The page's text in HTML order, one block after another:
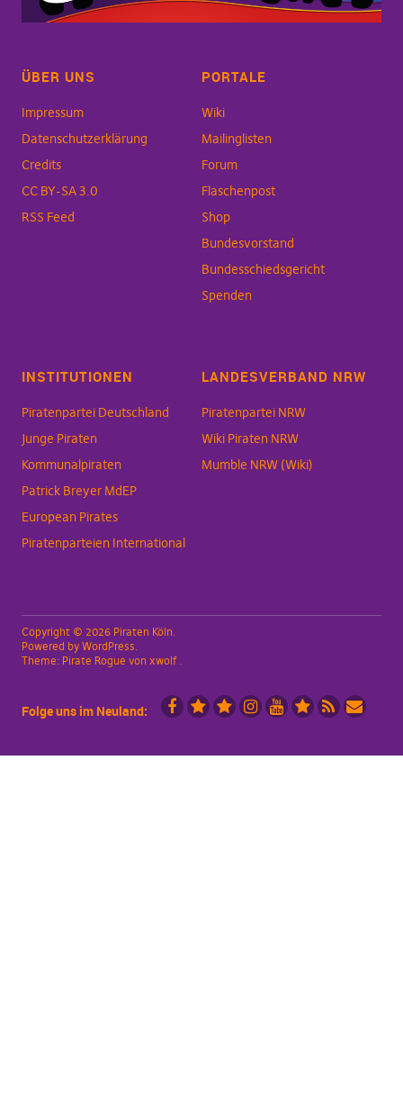
ÜBER UNS
Impressum
Datenschutzerklärung
Credits
CC BY-SA 3.0
RSS Feed
PORTALE
Wiki
Mailinglisten
Forum
Flaschenpost
Shop
Bundesvorstand
Bundesschiedsgericht
Spenden
INSTITUTIONEN
Piratenpartei Deutschland
Junge Piraten
Kommunalpiraten
Patrick Breyer MdEP
European Pirates
Piratenparteien International
LANDESVERBAND NRW
Piratenpartei NRW
Wiki Piraten NRW
Mumble NRW (Wiki)
Copyright © 2026 Piraten Köln
Powered by WordPress
Theme: Pirate Rogue von xwolf
Folge uns im Neuland: